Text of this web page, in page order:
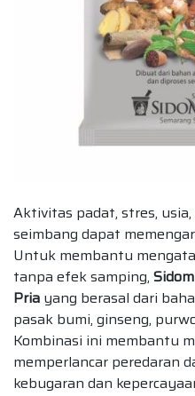
Aktivitas padat, stres,
seimbang dapat
Untuk membantu
tanpa efek samping,
Pria yang berasal dari
pasak bumi, ginseng,
Kombinasi ini membantu
memperlancar peredaran
kebugaran dan